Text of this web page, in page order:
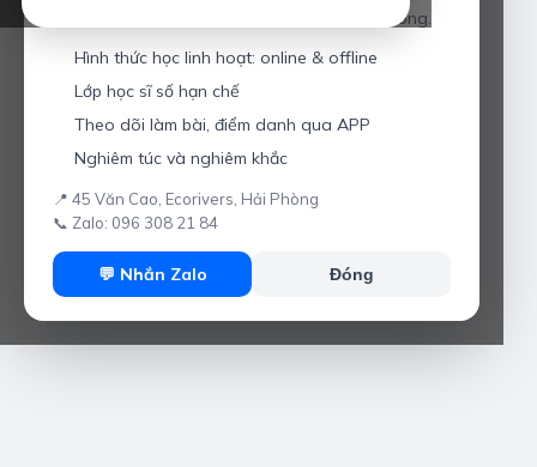
Giáo viên hơn 10 năm kinh nghiệm tại Hải Phòng.
Hình thức học linh hoạt: online & offline
Lớp học sĩ số hạn chế
Theo dõi làm bài, điểm danh qua APP
Nghiêm túc và nghiêm khắc
📍 45 Văn Cao, Ecorivers, Hải Phòng
📞 Zalo: 096 308 21 84
💬 Nhắn Zalo Đóng